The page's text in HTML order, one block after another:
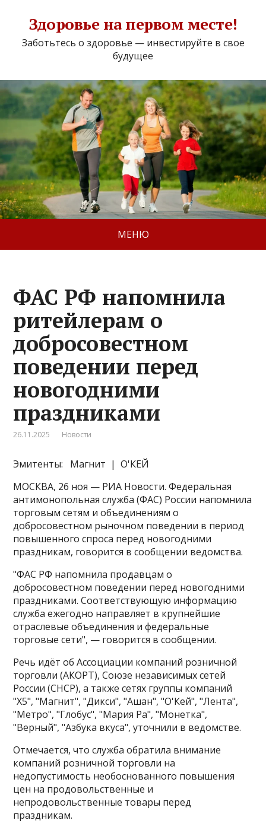
Здоровье на первом месте!
Заботьтесь о здоровье — инвестируйте в свое
будущее
МЕНЮ
ФАС РФ напомнила
ритейлерам о
добросовестном
поведении перед
новогодними
праздниками
26.11.2025 Новости
Эмитенты: Магнит | О'КЕЙ
МОСКВА, 26 ноя — РИА Новости. Федеральная
антимонопольная служба (ФАС) России напомнила
торговым сетям и объединениям о
добросовестном рыночном поведении в период
повышенного спроса перед новогодними
праздникам, говорится в сообщении ведомства.
"ФАС РФ напомнила продавцам о
добросовестном поведении перед новогодними
праздниками​​​. Соответствующую информацию
служба ежегодно направляет в крупнейшие
отраслевые объединения и федеральные
торговые сети", — говорится в сообщении.
Речь идёт об Ассоциации компаний розничной
торговли (АКОРТ), Союзе независимых сетей
России (СНСР), а также сетях группы компаний
"Х5", "Магнит", "Дикси", "Ашан", "О'Кей", "Лента",
"Метро", "Глобус", "Мария Ра", "Монетка",
"Верный", "Азбука вкуса", уточнили в ведомстве.
Отмечается, что служба обратила внимание
компаний розничной торговли на
недопустимость необоснованного повышения
цен на продовольственные и
непродовольственные товары перед
праздникам.